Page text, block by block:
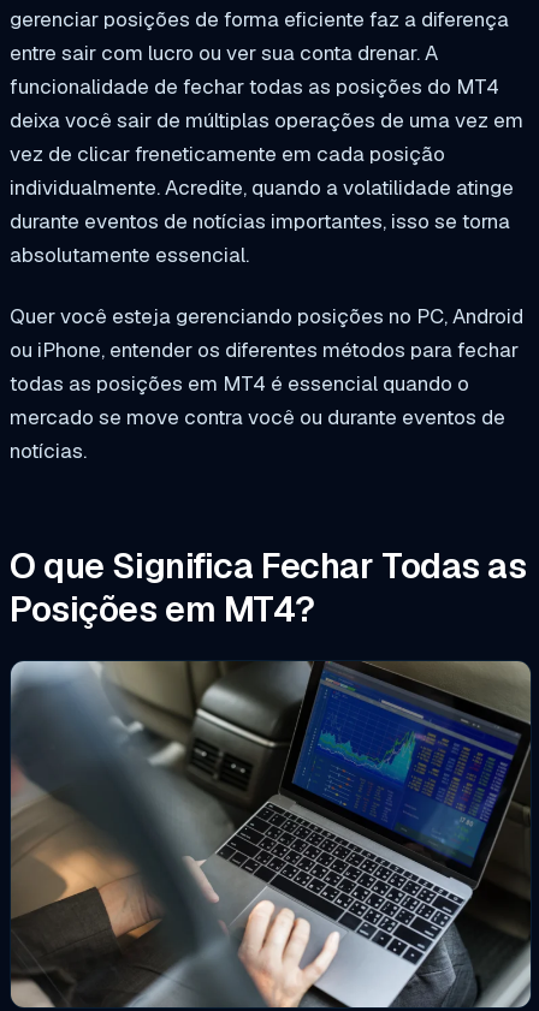
gerenciar posições de forma eficiente faz a diferença
entre sair com lucro ou ver sua conta drenar. A
funcionalidade de fechar todas as posições do MT4
deixa você sair de múltiplas operações de uma vez em
vez de clicar freneticamente em cada posição
individualmente. Acredite, quando a volatilidade atinge
durante eventos de notícias importantes, isso se torna
absolutamente essencial.
Quer você esteja gerenciando posições no PC, Android
ou iPhone, entender os diferentes métodos para fechar
todas as posições em MT4 é essencial quando o
mercado se move contra você ou durante eventos de
notícias.
O que Significa Fechar Todas as
Posições em MT4?